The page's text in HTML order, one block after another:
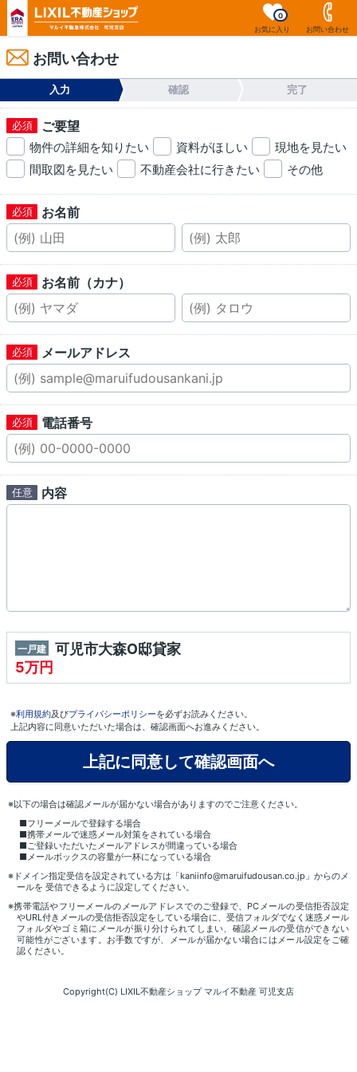
お気に入り
0
お問い合わせ
お問い合わせ
入力 確認 完了
ご要望
物件の詳細を知りたい 資料がほしい
現地を見たい
間取図を見たい
不動産会社に行きたい その他
お名前
お名前（カナ）
メールアドレス
電話番号
内容
一戸建
可児市大森O邸貸家
5万円
※利用規約及びプライバシーポリシーを必ずお読みください。
上記内容に同意いただいた場合は、確認画面へお進みください。
※以下の場合は確認メールが届かない場合がありますのでご注意ください。
■フリーメールで登録する場合
■携帯メールで迷惑メール対策をされている場合
■ご登録いただいたメールアドレスが間違っている場合
■メールボックスの容量が一杯になっている場合
※ドメイン指定受信を設定されている方は「kaniinfo@maruifudousan.co.jp」からのメ
ールを 受信できるように設定してください。
※携帯電話やフリーメールのメールアドレスでのご登録で、PCメールの受信拒否設定
やURL付きメールの受信拒否設定をしている場合に、受信フォルダでなく迷惑メール
フォルダやゴミ箱にメールが振り分けられてしまい、確認メールの受信ができない
可能性がございます。お手数ですが、メールが届かない場合にはメール設定をご確
認ください。
Copyright(C) LIXIL不動産ショップ マルイ不動産 可児支店